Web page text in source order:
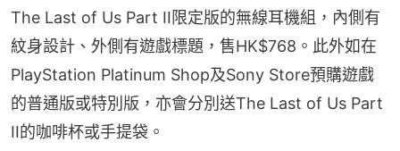
The Last of Us Part II限定版的無線耳機組，內側有
紋身設計、外側有遊戲標題，售HK$768。此外如在
PlayStation Platinum Shop及Sony Store預購遊戲
的普通版或特別版，亦會分別送The Last of Us Part
II的咖啡杯或手提袋。